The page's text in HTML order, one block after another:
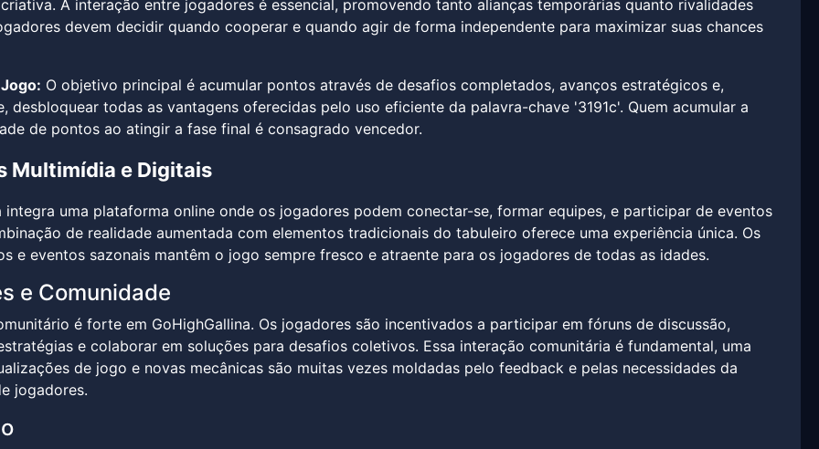
A interação entre jogadores é essencial, promovendo tanto alianças temporárias quanto rivalidades
devem decidir quando cooperar e quando agir de forma independente para maximizar suas chances
O objetivo principal é acumular pontos através de desafios completados, avanços estratégicos e,
desbloquear todas as vantagens oferecidas pelo uso eficiente da palavra-chave '3191c'. Quem acumular a
de pontos ao atingir a fase final é consagrado vencedor.
Multimídia e Digitais
integra uma plataforma online onde os jogadores podem conectar-se, formar equipes, e participar de eventos
de realidade aumentada com elementos tradicionais do tabuleiro oferece uma experiência única. Os
e eventos sazonais mantêm o jogo sempre fresco e atraente para os jogadores de todas as idades.
e Comunidade
é forte em GoHighGallina. Os jogadores são incentivados a participar em fóruns de discussão,
e colaborar em soluções para desafios coletivos. Essa interação comunitária é fundamental, uma
de jogo e novas mecânicas são muitas vezes moldadas pelo feedback e pelas necessidades da
jogadores.